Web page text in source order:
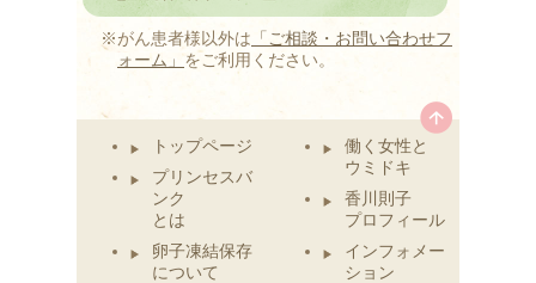
※がん患者様以外は 「ご相談・お問い合わせフ
ォーム」をご利用ください。
トップページ
プリンセスバ
ンク
とは
卵子凍結保存
について
働く女性と
ウミドキ
香川則子
プロフィール
インフォメー
ション